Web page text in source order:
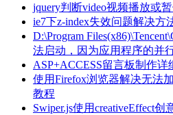
jquery判断video视频播放或
ie7下z-index失效问题解决方
D:\Program
法启动，因为应用程序的并
ASP+ACCESS留言板制作详
使用Firefox浏览器解决无法
教程
Swiper.js使用creativeEffect